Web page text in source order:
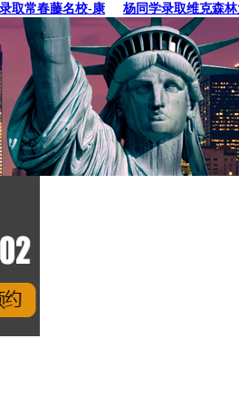
春藤名校-康 杨同学录取维克森林大学